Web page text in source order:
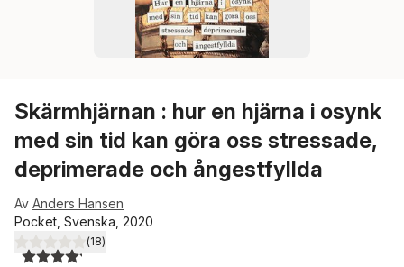
Skärmhjärnan : hur en hjärna i osynk
med sin tid kan göra oss stressade,
deprimerade och ångestfyllda
Av Anders Hansen
Pocket, Svenska, 2020
4,2utav 5 stjärnor. Totalt antal röster:
(18)